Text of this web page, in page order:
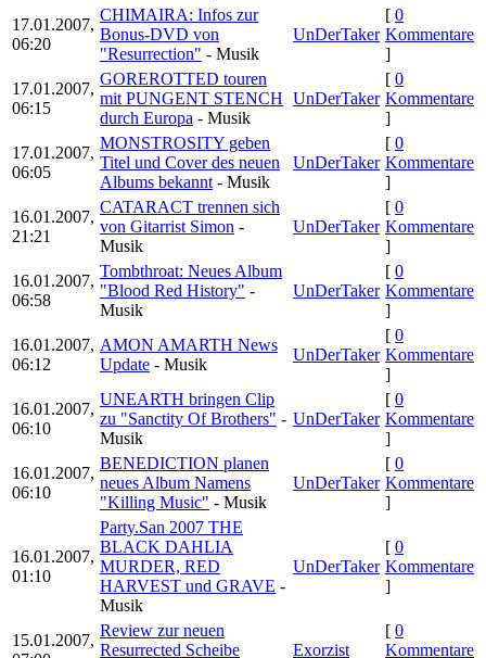
17.01.2007,
06:20
CHIMAIRA: Infos zur
Bonus-DVD von
"Resurrection" - Musik
UnDerTaker
[ 0
Kommentare
]
17.01.2007,
06:15
GOREROTTED touren
mit PUNGENT STENCH
durch Europa - Musik
UnDerTaker
[ 0
Kommentare
]
17.01.2007,
06:05
MONSTROSITY geben
Titel und Cover des neuen
Albums bekannt - Musik
UnDerTaker
[ 0
Kommentare
]
16.01.2007,
21:21
CATARACT trennen sich
von Gitarrist Simon -
Musik
UnDerTaker
[ 0
Kommentare
]
16.01.2007,
06:58
Tombthroat: Neues Album
"Blood Red History" -
Musik
UnDerTaker
[ 0
Kommentare
]
16.01.2007,
06:12
AMON AMARTH News
Update - Musik
UnDerTaker
[ 0
Kommentare
]
16.01.2007,
06:10
UNEARTH bringen Clip
zu "Sanctity Of Brothers" -
Musik
UnDerTaker
[ 0
Kommentare
]
16.01.2007,
06:10
BENEDICTION planen
neues Album Namens
"Killing Music" - Musik
UnDerTaker
[ 0
Kommentare
]
16.01.2007,
01:10
Party.San 2007 THE
BLACK DAHLIA
MURDER, RED
HARVEST und GRAVE -
Musik
UnDerTaker
[ 0
Kommentare
]
15.01.2007,
Review zur neuen
Resurrected Scheibe
Exorzist
[ 0
Kommentare